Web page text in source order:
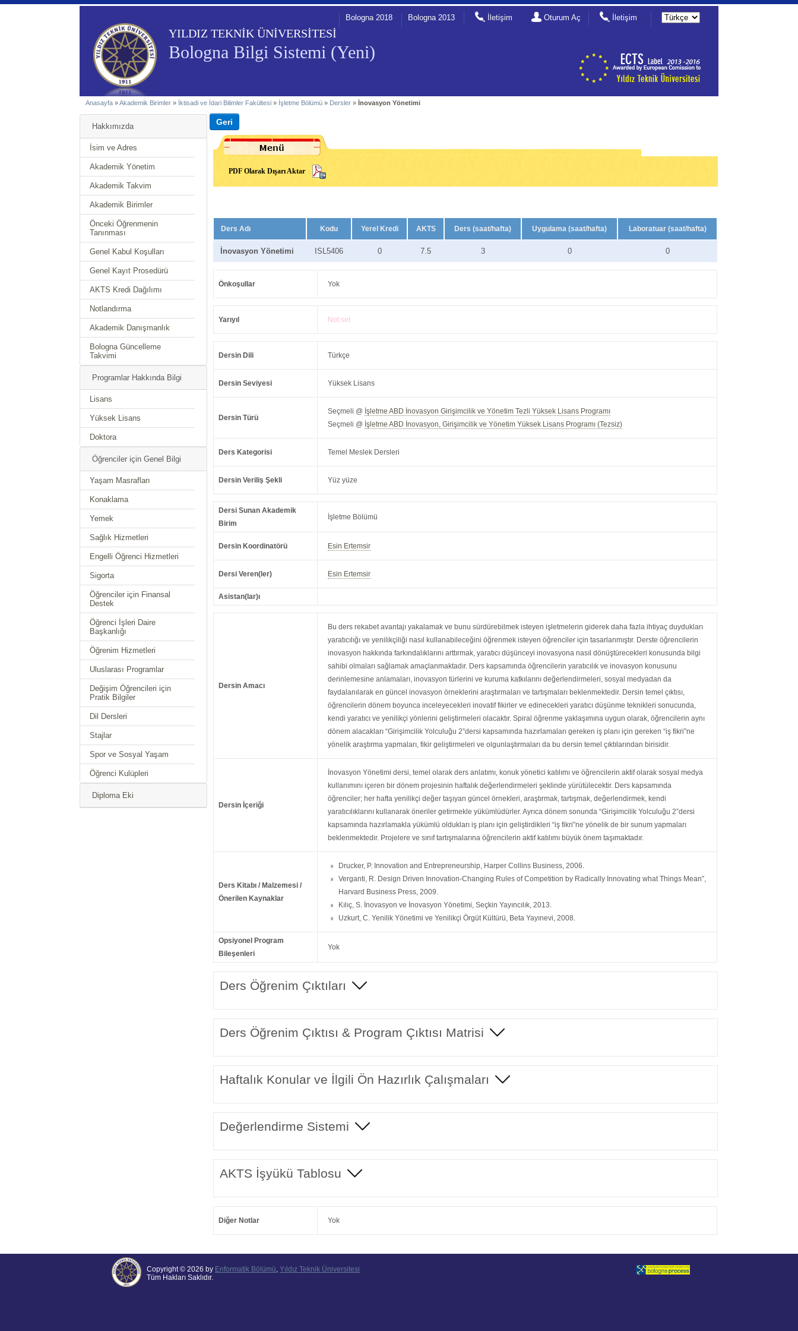
YILDIZ TEKNİK ÜNİVERSİTESİ
Bologna Bilgi Sistemi (Yeni)
Bologna 2018 Bologna 2013 İletişim Oturum Aç İletişim
Anasayfa »Akademik Birimler » İktisadi ve İdari Bilimler Fakültesi » İşletme Bölümü » Dersler »İnovasyon Yönetimi
Hakkımızda
İsim ve Adres
Akademik Yönetim
Akademik Takvim
Akademik Birimler
Önceki Öğrenmenin
Tanınması
Genel Kabul Koşulları
Genel Kayıt Prosedürü
AKTS Kredi Dağılımı
Notlandırma
Akademik Danışmanlık
Bologna Güncelleme
Takvimi
Programlar Hakkında Bilgi
Lisans
Yüksek Lisans
Doktora
Öğrenciler için Genel Bilgi
Yaşam Masrafları
Konaklama
Yemek
Sağlık Hizmetleri
Engelli Öğrenci Hizmetleri
Sigorta
Öğrenciler için Finansal
Destek
Öğrenci İşleri Daire
Başkanlığı
Öğrenim Hizmetleri
Uluslarası Programlar
Değişim Öğrencileri için
Pratik Bilgiler
Dil Dersleri
Stajlar
Spor ve Sosyal Yaşam
Öğrenci Kulüpleri
Diploma Eki
PDF Olarak Dışarı Aktar
Ders Adı Kodu Yerel Kredi AKTS Ders (saat/hafta) Uygulama (saat/hafta) Laboratuar (saat/hafta)
İnovasyon Yönetimi ISL5406 0 7.5 3 0 0
Önkoşullar Yok
Yarıyıl Not set
Dersin Dili Türkçe
Dersin Seviyesi Yüksek Lisans
Dersin Türü
Seçmeli @ İşletme ABD İnovasyon Girişimcilik ve Yönetim Tezli Yüksek Lisans Programı
Seçmeli @ İşletme ABD İnovasyon, Girişimcilik ve Yönetim Yüksek Lisans Programı (Tezsiz)
Ders Kategorisi Temel Meslek Dersleri
Dersin Veriliş Şekli Yüz yüze
Dersi Sunan Akademik
Birim
İşletme Bölümü
Dersin Koordinatörü Esin Ertemsir
Dersi Veren(ler) Esin Ertemsir
Asistan(lar)ı
Dersin Amacı
Bu ders rekabet avantajı yakalamak ve bunu sürdürebilmek isteyen işletmelerin giderek daha fazla ihtiyaç duydukları
yaratıcılığı ve yenilikçiliği nasıl kullanabileceğini öğrenmek isteyen öğrenciler için tasarlanmıştır. Derste öğrencilerin
inovasyon hakkında farkındalıklarını arttırmak, yaratıcı düşünceyi inovasyona nasıl dönüştürecekleri konusunda bilgi
sahibi olmaları sağlamak amaçlanmaktadır. Ders kapsamında öğrencilerin yaratıcılık ve inovasyon konusunu
derinlemesine anlamaları, inovasyon türlerini ve kuruma katkılarını değerlendirmeleri, sosyal medyadan da
faydalanılarak en güncel inovasyon örneklerini araştırmaları ve tartışmaları beklenmektedir. Dersin temel çıktısı,
öğrencilerin dönem boyunca inceleyecekleri inovatif fikirler ve edinecekleri yaratıcı düşünme teknikleri sonucunda,
kendi yaratıcı ve yenilikçi yönlerini geliştirmeleri olacaktır. Spiral öğrenme yaklaşımına uygun olarak, öğrencilerin aynı
dönem alacakları “Girişimcilik Yolculuğu 2”dersi kapsamında hazırlamaları gereken iş planı için gereken “iş fikri”ne
yönelik araştırma yapmaları, fikir geliştirmeleri ve olgunlaştırmaları da bu dersin temel çıktılarından birisidir.
Dersin İçeriği
İnovasyon Yönetimi dersi, temel olarak ders anlatımı, konuk yönetici katılımı ve öğrencilerin aktif olarak sosyal medya
kullanımını içeren bir dönem projesinin haftalık değerlendirmeleri şeklinde yürütülecektir. Ders kapsamında
öğrenciler; her hafta yenilikçi değer taşıyan güncel örnekleri, araştırmak, tartışmak, değerlendirmek, kendi
yaratıcılıklarını kullanarak öneriler getirmekle yükümlüdürler. Ayrıca dönem sonunda “Girişimcilik Yolculuğu 2”dersi
kapsamında hazırlamakla yükümlü oldukları iş planı için geliştirdikleri “iş fikri”ne yönelik de bir sunum yapmaları
beklenmektedir. Projelere ve sınıf tartışmalarına öğrencilerin aktif katılımı büyük önem taşımaktadır.
Ders Kitabı / Malzemesi /
Önerilen Kaynaklar
Drucker, P. Innovation and Entrepreneurship, Harper Collins Business, 2006.
Verganti, R. Design Driven Innovation-Changing Rules of Competition by Radically Innovating what Things Mean”,
Harvard Business Press, 2009.
Kılıç, S. İnovasyon ve İnovasyon Yönetimi, Seçkin Yayıncılık, 2013.
Uzkurt, C. Yenilik Yönetimi ve Yenilikçi Örgüt Kültürü, Beta Yayınevi, 2008.
Opsiyonel Program
Bileşenleri
Yok
Ders Öğrenim Çıktıları
Ders Öğrenim Çıktısı & Program Çıktısı Matrisi
Haftalık Konular ve İlgili Ön Hazırlık Çalışmaları
Değerlendirme Sistemi
AKTS İşyükü Tablosu
Diğer Notlar Yok
Copyright © 2026 by Enformatik Bölümü, Yıldız Teknik Üniversitesi
Tüm Hakları Saklıdır.